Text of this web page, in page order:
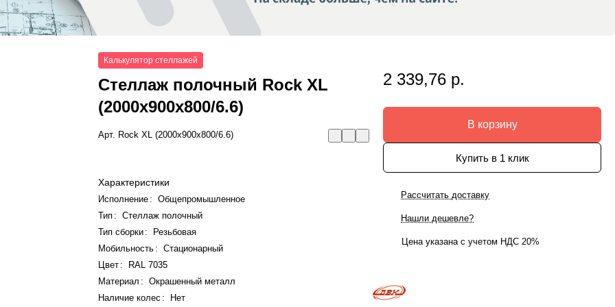
Калькулятор стеллажей
Стеллаж полочный Rock XL
(2000x900x800/6.6)
Арт. Rock XL (2000x900x800/6.6)
Характеристики
Исполнение :
Общепромышленное
Тип :
Стеллаж полочный
Тип сборки:
Резьбовая
Мобильность :
Стационарный
Цвет :
RAL 7035
Материал :
Окрашенный металл
Наличие колес : Нет
2 339,76 р.
В корзину
Купить в 1 клик
Рассчитать доставку
Нашли дешевле?
Цена указана с учетом НДС 20%